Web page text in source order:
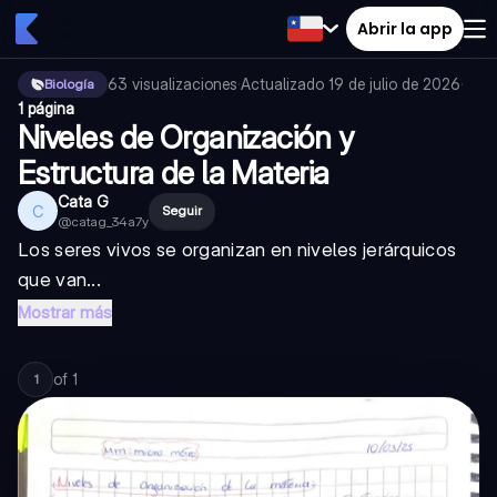
Abrir la app
Biología 63 visualizaciones·Actualizado 19 de julio de 2026·
1 página
Niveles de Organización y
Estructura de la Materia
C Cata G
@catag_34a7y
Seguir
Los seres vivos se organizan en niveles jerárquicos
que van...
Mostrar más
1 of 1